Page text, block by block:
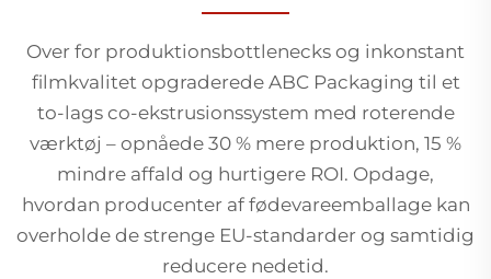
Over for produktionsbottlenecks og inkonstant
filmkvalitet opgraderede ABC Packaging til et
to-lags co-ekstrusionssystem med roterende
værktøj – opnåede 30 % mere produktion, 15 %
mindre affald og hurtigere ROI. Opdage,
hvordan producenter af fødevareemballage kan
overholde de strenge EU-standarder og samtidig
reducere nedetid.